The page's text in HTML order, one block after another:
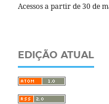
Acessos a partir de 30 de
EDIÇÃO ATUAL